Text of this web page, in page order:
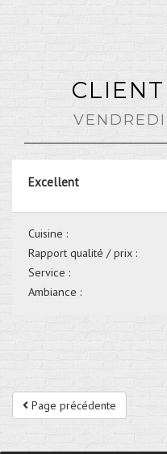
Excellent
Cuisine :
Rapport qualité / prix :
Service :
Ambiance :
Page précédente